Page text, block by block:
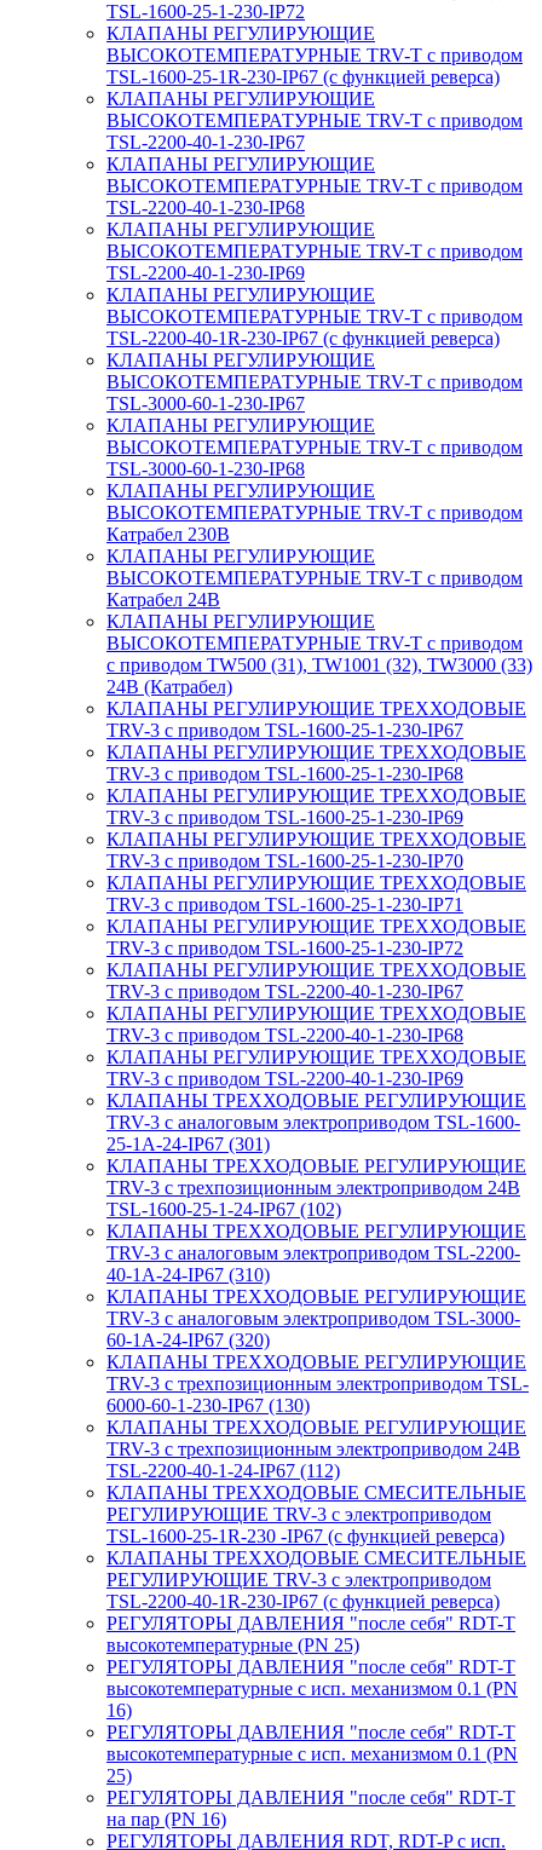
TSL-1600-25-1-230-IP72
КЛАПАНЫ РЕГУЛИРУЮЩИЕ
ВЫСОКОТЕМПЕРАТУРНЫЕ TRV-T с приводом
TSL-1600-25-1R-230-IP67 (с функцией реверса)
КЛАПАНЫ РЕГУЛИРУЮЩИЕ
ВЫСОКОТЕМПЕРАТУРНЫЕ TRV-T с приводом
TSL-2200-40-1-230-IP67
КЛАПАНЫ РЕГУЛИРУЮЩИЕ
ВЫСОКОТЕМПЕРАТУРНЫЕ TRV-T с приводом
TSL-2200-40-1-230-IP68
КЛАПАНЫ РЕГУЛИРУЮЩИЕ
ВЫСОКОТЕМПЕРАТУРНЫЕ TRV-T с приводом
TSL-2200-40-1-230-IP69
КЛАПАНЫ РЕГУЛИРУЮЩИЕ
ВЫСОКОТЕМПЕРАТУРНЫЕ TRV-T с приводом
TSL-2200-40-1R-230-IP67 (с функцией реверса)
КЛАПАНЫ РЕГУЛИРУЮЩИЕ
ВЫСОКОТЕМПЕРАТУРНЫЕ TRV-T с приводом
TSL-3000-60-1-230-IP67
КЛАПАНЫ РЕГУЛИРУЮЩИЕ
ВЫСОКОТЕМПЕРАТУРНЫЕ TRV-T с приводом
TSL-3000-60-1-230-IP68
КЛАПАНЫ РЕГУЛИРУЮЩИЕ
ВЫСОКОТЕМПЕРАТУРНЫЕ TRV-T с приводом
Катрабел 230В
КЛАПАНЫ РЕГУЛИРУЮЩИЕ
ВЫСОКОТЕМПЕРАТУРНЫЕ TRV-T с приводом
Катрабел 24В
КЛАПАНЫ РЕГУЛИРУЮЩИЕ
ВЫСОКОТЕМПЕРАТУРНЫЕ TRV-T с приводом
с приводом TW500 (31), TW1001 (32), TW3000 (33)
24В (Катрабел)
КЛАПАНЫ РЕГУЛИРУЮЩИЕ ТРЕХХОДОВЫЕ
TRV-3 с приводом TSL-1600-25-1-230-IP67
КЛАПАНЫ РЕГУЛИРУЮЩИЕ ТРЕХХОДОВЫЕ
TRV-3 с приводом TSL-1600-25-1-230-IP68
КЛАПАНЫ РЕГУЛИРУЮЩИЕ ТРЕХХОДОВЫЕ
TRV-3 с приводом TSL-1600-25-1-230-IP69
КЛАПАНЫ РЕГУЛИРУЮЩИЕ ТРЕХХОДОВЫЕ
TRV-3 с приводом TSL-1600-25-1-230-IP70
КЛАПАНЫ РЕГУЛИРУЮЩИЕ ТРЕХХОДОВЫЕ
TRV-3 с приводом TSL-1600-25-1-230-IP71
КЛАПАНЫ РЕГУЛИРУЮЩИЕ ТРЕХХОДОВЫЕ
TRV-3 с приводом TSL-1600-25-1-230-IP72
КЛАПАНЫ РЕГУЛИРУЮЩИЕ ТРЕХХОДОВЫЕ
TRV-3 с приводом TSL-2200-40-1-230-IP67
КЛАПАНЫ РЕГУЛИРУЮЩИЕ ТРЕХХОДОВЫЕ
TRV-3 с приводом TSL-2200-40-1-230-IP68
КЛАПАНЫ РЕГУЛИРУЮЩИЕ ТРЕХХОДОВЫЕ
TRV-3 с приводом TSL-2200-40-1-230-IP69
КЛАПАНЫ ТРЕХХОДОВЫЕ РЕГУЛИРУЮЩИЕ
TRV-3 с аналоговым электроприводом TSL-1600-
25-1А-24-IP67 (301)
КЛАПАНЫ ТРЕХХОДОВЫЕ РЕГУЛИРУЮЩИЕ
TRV-3 с трехпозиционным электроприводом 24В
TSL-1600-25-1-24-IP67 (102)
КЛАПАНЫ ТРЕХХОДОВЫЕ РЕГУЛИРУЮЩИЕ
TRV-3 с аналоговым электроприводом TSL-2200-
40-1А-24-IP67 (310)
КЛАПАНЫ ТРЕХХОДОВЫЕ РЕГУЛИРУЮЩИЕ
TRV-3 с аналоговым электроприводом TSL-3000-
60-1А-24-IP67 (320)
КЛАПАНЫ ТРЕХХОДОВЫЕ РЕГУЛИРУЮЩИЕ
TRV-3 с трехпозиционным электроприводом TSL-
6000-60-1-230-IP67 (130)
КЛАПАНЫ ТРЕХХОДОВЫЕ РЕГУЛИРУЮЩИЕ
TRV-3 с трехпозиционным электроприводом 24В
TSL-2200-40-1-24-IP67 (112)
КЛАПАНЫ ТРЕХХОДОВЫЕ СМЕСИТЕЛЬНЫЕ
РЕГУЛИРУЮЩИЕ TRV-3 с электроприводом
TSL-1600-25-1R-230 -IP67 (с функцией реверса)
КЛАПАНЫ ТРЕХХОДОВЫЕ СМЕСИТЕЛЬНЫЕ
РЕГУЛИРУЮЩИЕ TRV-3 с электроприводом
TSL-2200-40-1R-230-IP67 (с функцией реверса)
РЕГУЛЯТОРЫ ДАВЛЕНИЯ "после себя" RDT-T
высокотемпературные (PN 25)
РЕГУЛЯТОРЫ ДАВЛЕНИЯ "после себя" RDT-T
высокотемпературные с исп. механизмом 0.1 (PN
16)
РЕГУЛЯТОРЫ ДАВЛЕНИЯ "после себя" RDT-T
высокотемпературные с исп. механизмом 0.1 (PN
25)
РЕГУЛЯТОРЫ ДАВЛЕНИЯ "после себя" RDT-T
на пар (PN 16)
РЕГУЛЯТОРЫ ДАВЛЕНИЯ RDT, RDT-P с исп.